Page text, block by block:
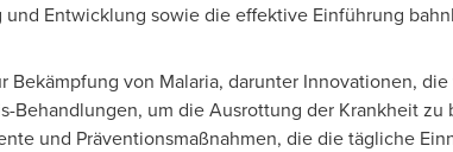
Entwicklung sowie die effektive Einführung
von Malaria, darunter Innovationen,
Behandlungen, um die Ausrottung der Krankheit zu
und Präventionsmaßnahmen, die die tägliche